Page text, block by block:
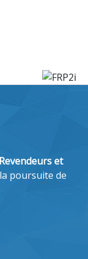
et
poursuite de